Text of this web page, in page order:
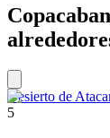
Desierto de
5